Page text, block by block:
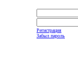
Регистрация
Забыл пароль